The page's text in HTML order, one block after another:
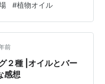
にのびて、メイクや毛
チ。 まるで肌の上で魔
がりは、うるっともっ
むしろ「これが本当の
んだとか。 しかも、
#植物オイル
前
２種 |オイルとバー
感想